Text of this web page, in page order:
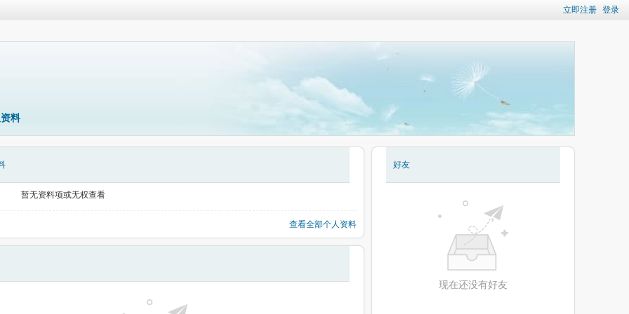
立即注册 登录
料
暂无资料项或无权查看
查看全部个人资料
好友
现在还没有好友